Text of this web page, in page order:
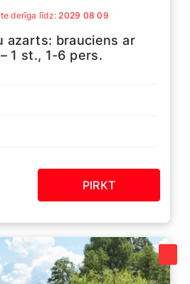
derīga līdz: 2029 08 09
azarts: brauciens ar
1 st., 1-6 pers.
PIRKT